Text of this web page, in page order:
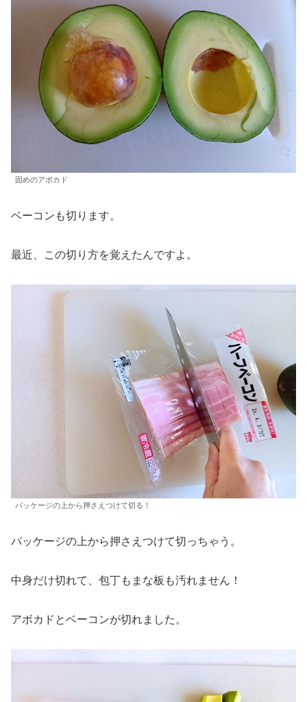
固めのアボカド
ベーコンも切ります。
最近、この切り方を覚えたんですよ。
パッケージの上から押さえつけて切る！
パッケージの上から押さえつけて切っちゃう。
中身だけ切れて、包丁もまな板も汚れません！
アボカドとベーコンが切れました。